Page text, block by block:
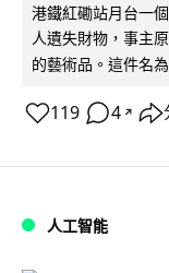
港鐵紅磡站月台一
人遺失財物，事主
的藝術品。這件名
119 4 ↗
人工智能